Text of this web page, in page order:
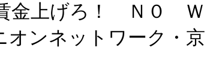
金上げろ！ Ｎ０ Ｗ
ンネットワーク・京